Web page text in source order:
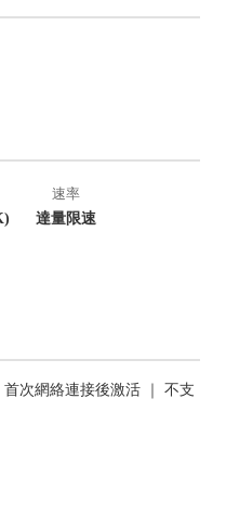
速率
達量限速
次網絡連接後激活 ｜ 不支